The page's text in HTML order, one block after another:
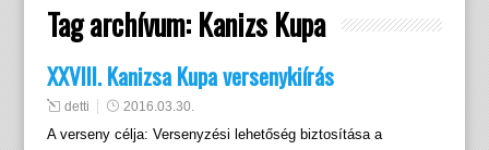
Tag archívum: Kanizs Kupa
XXVIII. Kanizsa Kupa versenykiírás
detti 2016.03.30.
A verseny célja: Versenyzési lehetőség biztosítása a